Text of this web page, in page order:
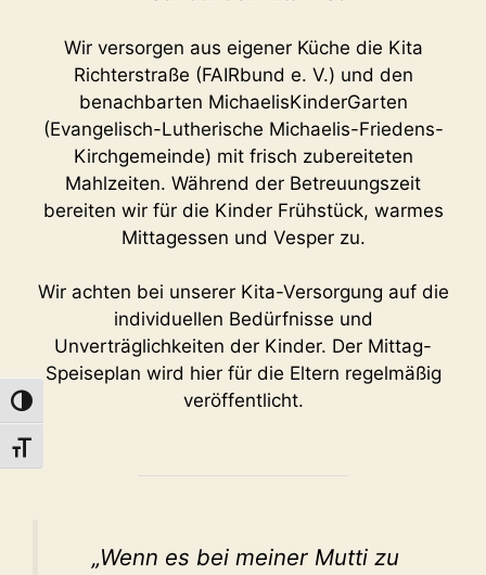
Umschalten auf hohe Kontraste
Schrift vergrößern
Wir versorgen aus eigener Küche die Kita
Richterstraße (FAIRbund e. V.) und den
benachbarten MichaelisKinderGarten
(Evangelisch-Lutherische Michaelis-Friedens-
Kirchgemeinde) mit frisch zubereiteten
Mahlzeiten. Während der Betreuungszeit
bereiten wir für die Kinder Frühstück, warmes
Mittagessen und Vesper zu.
Wir achten bei unserer Kita-Versorgung auf die
individuellen Bedürfnisse und
Unverträglichkeiten der Kinder. Der Mittag-
Speiseplan wird hier für die Eltern regelmäßig
veröffentlicht.
„Wenn es bei meiner Mutti zu